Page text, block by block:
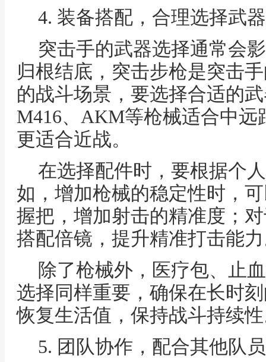
4. 装备搭配，合理选择武器
突击手的武器选择通常会
归根结底，突击步枪是突击
的战斗场景，要选择合适的
M416、AKM等枪械适合中远
更适合近战。
在选择配件时，要根据个
如，增加枪械的稳定性时，
握把，增加射击的精准度；
搭配倍镜，提升精准打击能
除了枪械外，医疗包、止
选择同样重要，确保在长时
恢复生活值，保持战斗持续
5. 团队协作，配合其他队员